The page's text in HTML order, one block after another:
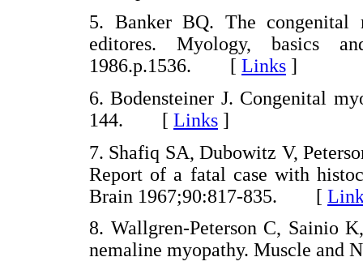
5. Banker BQ. The congenital
editores. Myology, basics
1986.p.1536. [ Links ]
6. Bodensteiner J. Congenital
144. [ Links ]
7. Shafiq SA, Dubowitz V,
Report of a fatal case with
Brain 1967;90:817-835. [
8. Wallgren-Peterson C, Sainio
nemaline myopathy. Muscle